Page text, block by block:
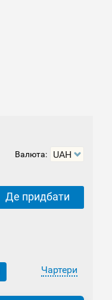
Валюта:
Де придбати
Чартери